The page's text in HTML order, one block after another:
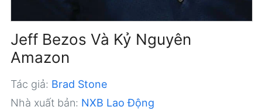
Jeff Bezos Và Kỷ Nguyên
Amazon
Tác giả: Brad Stone
Nhà xuất bản: NXB Lao Động